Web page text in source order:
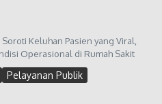
Soroti Keluhan Pasien yang Viral,
Operasional di Rumah Sakit
Pelayanan Publik